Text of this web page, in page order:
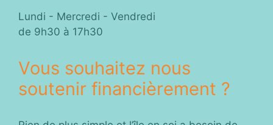
Lundi - Mercredi - Vendredi
de 9h30 à 17h30
Vous souhaitez nous
soutenir financièrement ?